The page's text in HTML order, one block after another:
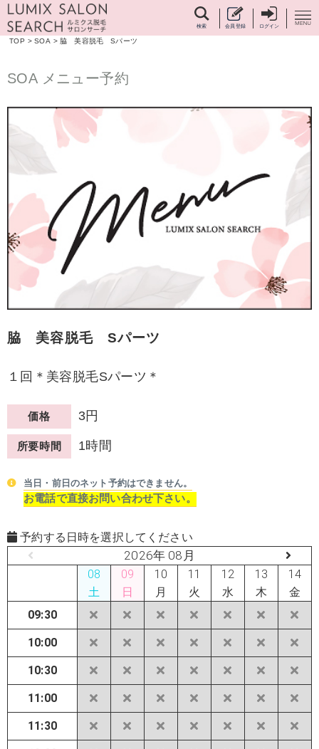
検索 会員登録 ログイン
TOP > SOA > 脇 美容脱毛 Sパーツ
SOA メニュー予約
脇 美容脱毛 Sパーツ
１回＊美容脱毛Sパーツ＊
価格 3円
所要時間 1時間
当日・前日のネット予約はできません。
お電話で直接お問い合わせ下さい。
予約する日時を選択してください
2026年 08月
08
土
09
日
10
月
11
火
12
水
13
木
14
金
09:30
10:00
10:30
11:00
11:30